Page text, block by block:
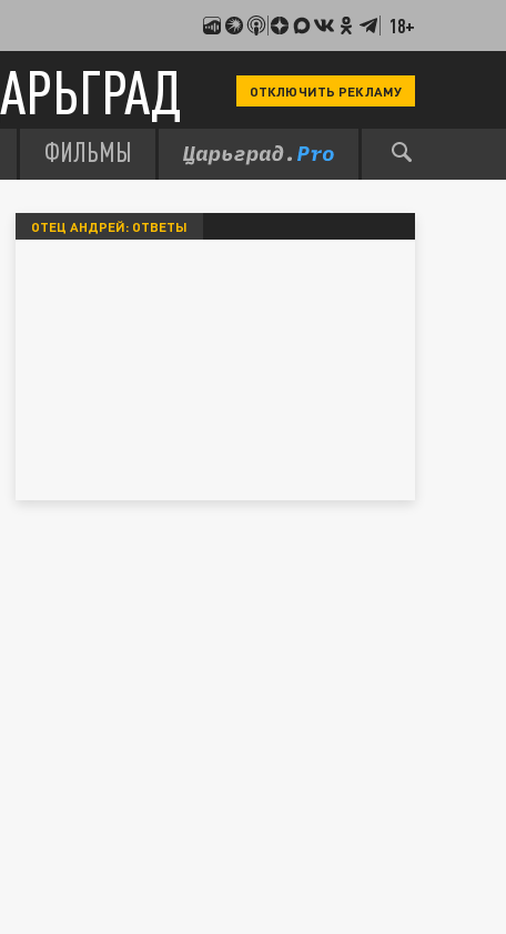
18+
ОТКЛЮЧИТЬ РЕКЛАМУ
ФИЛЬМЫ
ОТЕЦ АНДРЕЙ: ОТВЕТЫ